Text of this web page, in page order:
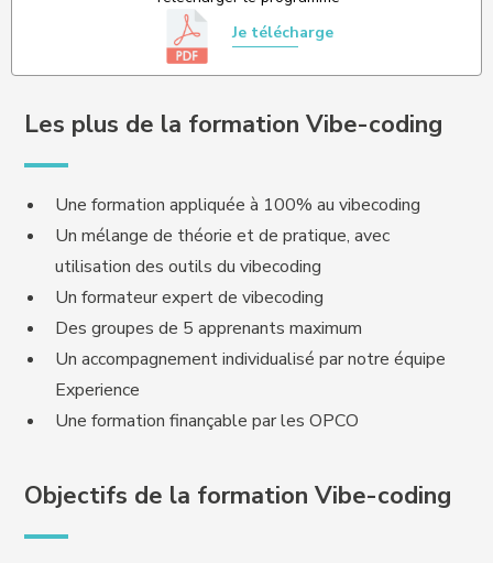
Je télécharge
Les plus de la formation Vibe-coding
Une formation appliquée à 100% au vibecoding
Un mélange de théorie et de pratique, avec
utilisation des outils du vibecoding
Un formateur expert de vibecoding
Des groupes de 5 apprenants maximum
Un accompagnement individualisé par notre équipe
Experience
Une formation finançable par les OPCO
Objectifs de la formation Vibe-coding